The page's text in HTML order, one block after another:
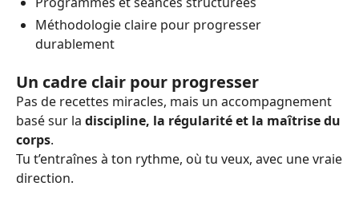
Méthodologie claire pour progresser
durablement
Un cadre clair pour progresser
Pas de recettes miracles, mais un accompagnement
basé sur la discipline, la régularité et la maîtrise du
corps.
Tu t’entraînes à ton rythme, où tu veux, avec une vraie
direction.